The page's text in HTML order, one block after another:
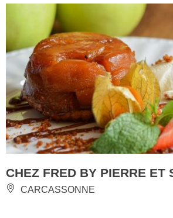
CHEZ FRED BY PIERRE ET
CARCASSONNE